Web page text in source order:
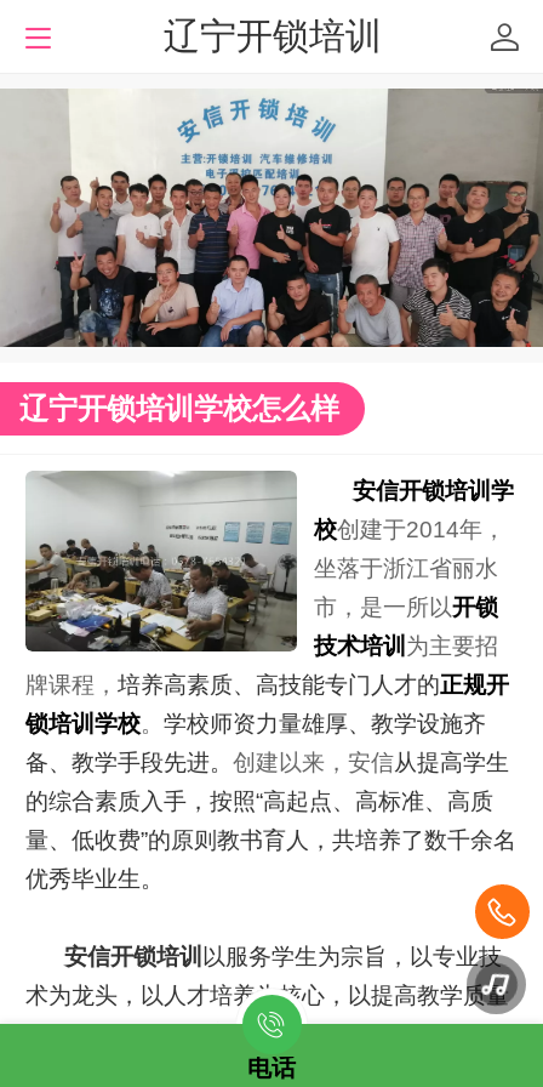
辽宁开锁培训
辽宁开锁培训学校怎么样
安信开锁培训学
校创建于2014年，
坐落于浙江省丽水
市，是一所以开锁
技术培训 为主要招
牌课程， 培养高素质、高技能专门人才的正规开
锁培训学校。 学校师资力量雄厚、教学设施齐
备、教学手段先进。 创建以来，安信从提高学生
的综合素质入手，按照“高起点、高标准、高质
量、低收费”的原则教书育人，共培养了数千余名
优秀毕业生。
安信开锁培训 以服务学生为宗旨，以专业技
术为龙头，以人才培养为核心，以提高教学质量
为目标，致力于培养社会事业发展需要的、具有
创新精神和实践能力的技术技能人才，努力把安
电话